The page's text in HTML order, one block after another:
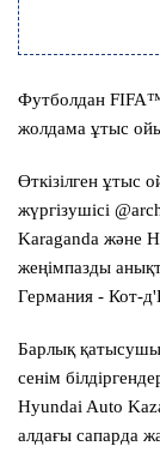
Футболдан FIFA™
жолдама ұтыс
Өткізілген
жүргізушісі
Karaganda және
жеңімпазды
Германия - Кот-
Барлық
сенім
Hyundai Auto
алдағы сапарда